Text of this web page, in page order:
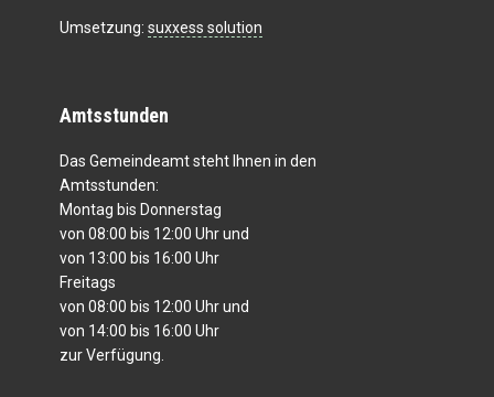
Umsetzung: suxxess solution
Amtsstunden
Das Gemeindeamt steht Ihnen in den
Amtsstunden:
Montag bis Donnerstag
von 08:00 bis 12:00 Uhr und
von 13:00 bis 16:00 Uhr
Freitags
von 08:00 bis 12:00 Uhr und
von 14:00 bis 16:00 Uhr
zur Verfügung.